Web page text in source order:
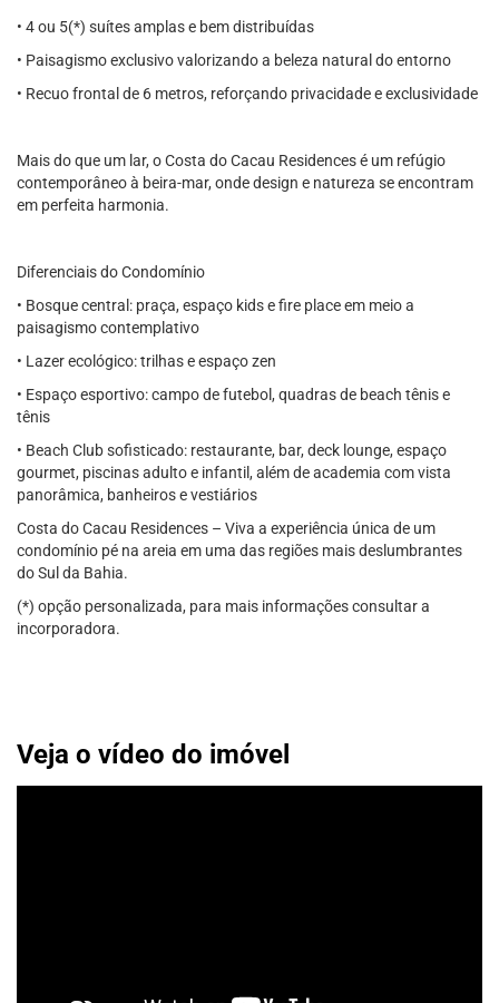
• 4 ou 5(*) suítes amplas e bem distribuídas
• Paisagismo exclusivo valorizando a beleza natural do entorno
• Recuo frontal de 6 metros, reforçando privacidade e exclusividade
Mais do que um lar, o Costa do Cacau Residences é um refúgio
contemporâneo à beira-mar, onde design e natureza se encontram
em perfeita harmonia.
Diferenciais do Condomínio
• Bosque central: praça, espaço kids e fire place em meio a
paisagismo contemplativo
• Lazer ecológico: trilhas e espaço zen
• Espaço esportivo: campo de futebol, quadras de beach tênis e
tênis
• Beach Club sofisticado: restaurante, bar, deck lounge, espaço
gourmet, piscinas adulto e infantil, além de academia com vista
panorâmica, banheiros e vestiários
Costa do Cacau Residences – Viva a experiência única de um
condomínio pé na areia em uma das regiões mais deslumbrantes
do Sul da Bahia.
(*) opção personalizada, para mais informações consultar a
incorporadora.
Veja o vídeo do imóvel